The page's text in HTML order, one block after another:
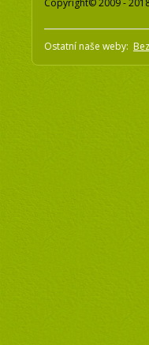
Copyright© 2009 -
Ostatní naše weby: